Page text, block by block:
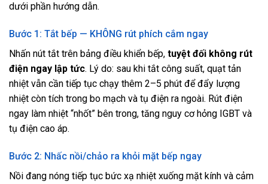
dưới phần hướng dẫn.
Bước 1: Tắt bếp — KHÔNG rút phích cắm ngay
Nhấn nút tắt trên bảng điều khiển bếp, tuyệt đối không rút
điện ngay lập tức. Lý do: sau khi tắt công suất, quạt tản
nhiệt vẫn cần tiếp tục chạy thêm 2–5 phút để đẩy lượng
nhiệt còn tích trong bo mạch và tụ điện ra ngoài. Rút điện
ngay làm nhiệt “nhốt” bên trong, tăng nguy cơ hỏng IGBT và
tụ điện cao áp.
Bước 2: Nhấc nồi/chảo ra khỏi mặt bếp ngay
Nồi đang nóng tiếp tục bức xạ nhiệt xuống mặt kính và cảm